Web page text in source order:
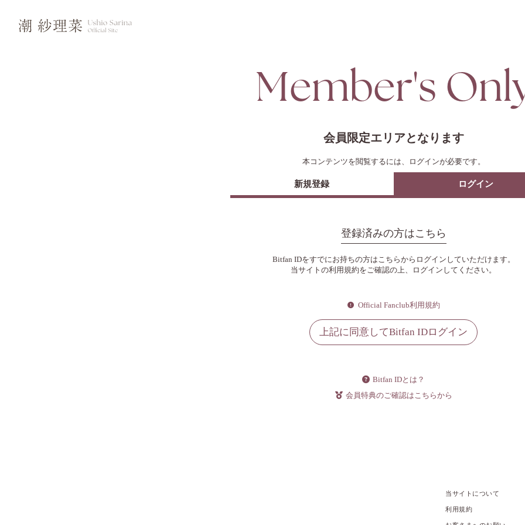
Member's
会員限定エリアとなります
本コンテンツを閲覧するには、ログインが必要です。
新規登録 ログイン
登録済みの方はこちら
Bitfan IDをすでにお持ちの方はこちらからログインしていただけます。
当サイトの利用規約をご確認の上、ログインしてください。
Official Fanclub利用規約
上記に同意してBitfan IDログイン
Bitfan IDとは？
会員特典のご確認はこちらから
当サイトについて
利用規約